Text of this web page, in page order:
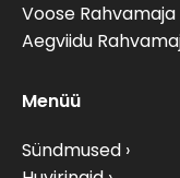
Voose Rahvamaja
Aegviidu
Menüü
Sündmused